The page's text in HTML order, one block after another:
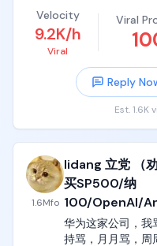
全球四大AI顶会：
工智能产业联盟成
Velocity
9.2K/h
Viral
Viral
Reply
Est. 1.6K
1.6Mfo
lidang 立党 （
买SP500/纳
100/OpenAI/
华为这家公司，我
持骂，月月骂，周